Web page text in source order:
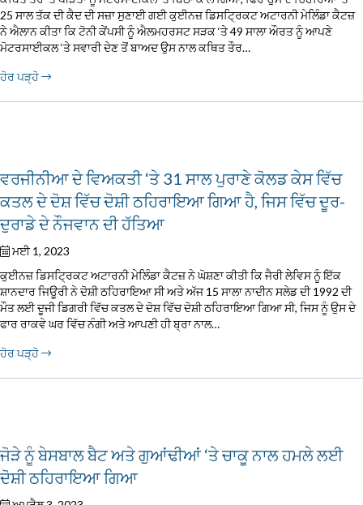
25 ਸਾਲ ਤੱਕ ਦੀ ਕੈਦ ਦੀ ਸਜ਼ਾ ਸੁਣਾਈ ਗਈ ਕੁਈਨਜ਼ ਡਿਸਟ੍ਰਿਕਟ ਅਟਾਰਨੀ ਮੇਲਿੰਡਾ ਕੈਟਜ਼
ਨੇ ਐਲਾਨ ਕੀਤਾ ਕਿ ਟੋਨੀ ਕੇਂਪਸੀ ਨੂੰ ਐਲਮਹਰਸਟ ਸੜਕ ‘ਤੇ 49 ਸਾਲਾ ਔਰਤ ਨੂੰ ਆਪਣੇ
ਮੋਟਰਸਾਈਕਲ ‘ਤੇ ਸਵਾਰੀ ਦੇਣ ਤੋਂ ਬਾਅਦ ਉਸ ਨਾਲ ਕਥਿਤ ਤੌਰ…
ਹੋਰ ਪੜ੍ਹੋ
ਵਰਜੀਨੀਆ ਦੇ ਵਿਅਕਤੀ ‘ਤੇ 31 ਸਾਲ ਪੁਰਾਣੇ ਕੋਲਡ ਕੇਸ ਵਿੱਚ
ਕਤਲ ਦੇ ਦੋਸ਼ ਵਿੱਚ ਦੋਸ਼ੀ ਠਹਿਰਾਇਆ ਗਿਆ ਹੈ, ਜਿਸ ਵਿੱਚ ਦੂਰ-
ਦੁਰਾਡੇ ਦੇ ਨੌਜਵਾਨ ਦੀ ਹੱਤਿਆ
ਮਈ 1, 2023
ਕੁਈਨਜ਼ ਡਿਸਟ੍ਰਿਕਟ ਅਟਾਰਨੀ ਮੇਲਿੰਡਾ ਕੈਟਜ਼ ਨੇ ਘੋਸ਼ਣਾ ਕੀਤੀ ਕਿ ਜੈਰੀ ਲੇਵਿਸ ਨੂੰ ਇੱਕ
ਸ਼ਾਨਦਾਰ ਜਿਊਰੀ ਨੇ ਦੋਸ਼ੀ ਠਹਿਰਾਇਆ ਸੀ ਅਤੇ ਅੱਜ 15 ਸਾਲਾ ਨਾਦੀਨ ਸਲੇਡ ਦੀ 1992 ਦੀ
ਮੌਤ ਲਈ ਦੂਜੀ ਡਿਗਰੀ ਵਿੱਚ ਕਤਲ ਦੇ ਦੋਸ਼ ਵਿੱਚ ਦੋਸ਼ੀ ਠਹਿਰਾਇਆ ਗਿਆ ਸੀ, ਜਿਸ ਨੂੰ ਉਸ ਦੇ
ਫਾਰ ਰਾਕਵੇ ਘਰ ਵਿੱਚ ਨੰਗੀ ਅਤੇ ਆਪਣੀ ਹੀ ਬ੍ਰਾ ਨਾਲ…
ਹੋਰ ਪੜ੍ਹੋ
ਜੋੜੇ ਨੂੰ ਬੇਸਬਾਲ ਬੈਟ ਅਤੇ ਗੁਆਂਢੀਆਂ ‘ਤੇ ਚਾਕੂ ਨਾਲ ਹਮਲੇ ਲਈ
ਦੋਸ਼ੀ ਠਹਿਰਾਇਆ ਗਿਆ